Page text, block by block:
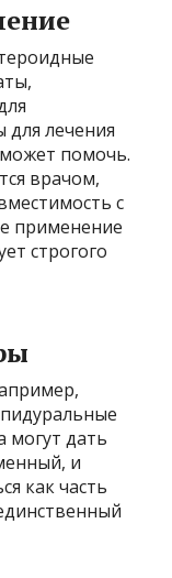
лечения
помочь.
врачом,
с
применение
строгого
могут дать
и
как часть